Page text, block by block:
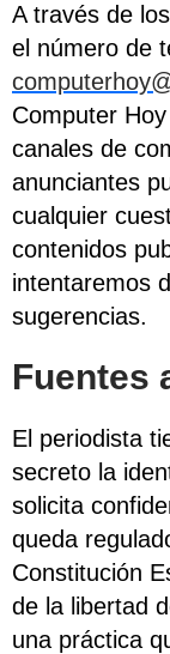
A través de
el número de
Computer
canales de
anunciantes
cualquier
contenidos
intentaremos
sugerencias.
Fuentes
El periodista
secreto la
solicita
queda
Constitución
de la libertad
una práctica